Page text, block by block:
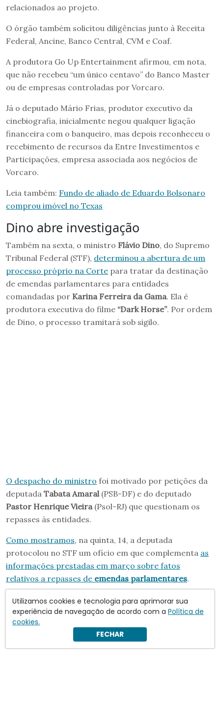
relacionados ao projeto.
O órgão também solicitou diligências junto à Receita
Federal, Ancine, Banco Central, CVM e Coaf.
A produtora Go Up Entertainment afirmou, em nota,
que não recebeu “um único centavo” do Banco Master
ou de empresas controladas por Vorcaro.
Já o deputado Mário Frias, produtor executivo da
cinebiografia, inicialmente negou qualquer ligação
financeira com o banqueiro, mas depois reconheceu o
recebimento de recursos da Entre Investimentos e
Participações, empresa associada aos negócios de
Vorcaro.
Leia também: Fundo de aliado de Eduardo Bolsonaro
comprou imóvel no Texas
Dino abre investigação
Também na sexta, o ministro Flávio Dino, do Supremo
Tribunal Federal (STF), determinou a abertura de um
processo próprio na Corte para tratar da destinação
de emendas parlamentares para entidades
comandadas por Karina Ferreira da Gama. Ela é
produtora executiva do filme “Dark Horse”. Por ordem
de Dino, o processo tramitará sob sigilo.
O despacho do ministro foi motivado por petições da
deputada Tabata Amaral (PSB-DF) e do deputado
Pastor Henrique Vieira (Psol-RJ) que questionam os
repasses às entidades.
Como mostramos, na quinta, 14, a deputada
protocolou no STF um ofício em que complementa as
informações prestadas em março sobre fatos
relativos a repasses de emendas parlamentares.
No novo documento, a congressista comunica a Dino
que Daniel Vorcaroteria aportado 62 milhões de reais
para a realização da cinebiogrefia de Bolsonaro
Utilizamos cookies e tecnologia para aprimorar sua
experiência de navegação de acordo com a Política de
cookies.
FECHAR